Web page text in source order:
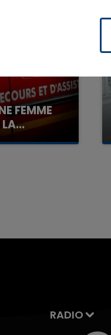
FEMME
LA...
après avoir
RADIO